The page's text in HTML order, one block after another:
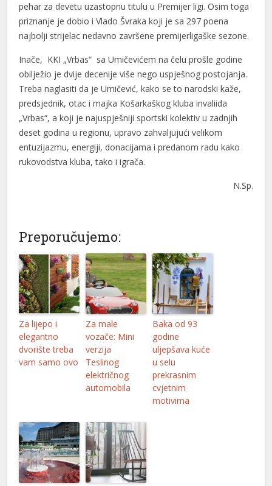
pehar za devetu uzastopnu titulu u Premijer ligi. Osim toga
priznanje je dobio i Vlado Švraka koji je sa 297 poena
najbolji strijelac nedavno završene premijerligaške sezone.
Inače, KKI „Vrbas“ sa Umičevićem na čelu prošle godine
obilježio je dvije decenije više nego uspješnog postojanja.
Treba naglasiti da je Umičević, kako se to narodski kaže,
predsjednik, otac i majka Košarkaškog kluba invaliida
„Vrbas“, a koji je najuspješniji sportski kolektiv u zadnjih
deset godina u regionu, upravo zahvaljujući velikom
entuzijazmu, energiji, donacijama i predanom radu kako
rukovodstva kluba, tako i igrača.
N.Sp.
Preporučujemo:
Za lijepo i
elegantno
dvorište treba
vam samo ovo
Za male
vozače: Mini
verzija
Teslinog
električnog
automobila
Baka od 93
godine
uljepšava kuće
u selu
prekrasnim
cvjetnim
motivima